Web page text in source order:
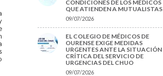
CONDICIONES DE LOS MÉDICOS
QUE ATIENDEN A MUTUALISTAS
09/07/2026
EL COLEGIO DE MÉDICOS DE
OURENSE EXIGE MEDIDAS
URGENTES ANTE LA SITUACIÓN
CRÍTICA DEL SERVICIO DE
URGENCIAS DEL CHUO
09/07/2026